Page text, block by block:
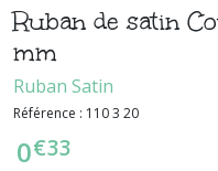
Ruban de satin
mm
Ruban Satin
Référence : 110 3 20
0€33